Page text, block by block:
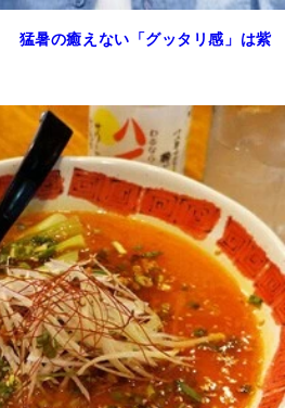
猛暑の癒えない「グッタリ感」は紫